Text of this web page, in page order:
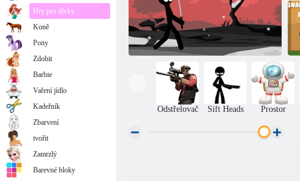
Odstřelovač Sift Heads Prostor
Hry pro dívky
Koně
Pony
Zdobit
Barbie
Vaření jídlo
Kadeřník
Zbarvení
tvořit
Zamrzlý
Barevné bloky